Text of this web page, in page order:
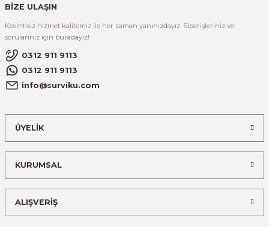
BİZE ULAŞIN
Kesintisiz hizmet kalitemiz ile her zaman yanınızdayız. Siparişleriniz ve
sorularınız için buradayız!
0312 911 9113
0312 911 9113
info@surviku.com
ÜYELİK
KURUMSAL
ALIŞVERİŞ